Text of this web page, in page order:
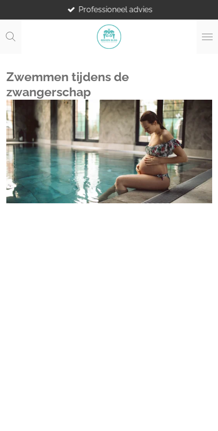
direct
naar
Professioneel advies
Zwemmen tijdens de
zwangerschap